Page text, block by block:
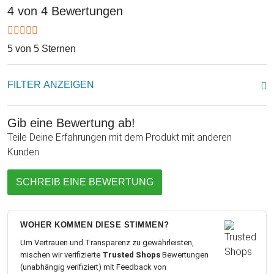
Schwierigkeitsgrad! Verschenke das Milch Puzzle als kleines
Nebengeschenk zu Weihnachten, zum Geburtstag oder
verschenke es als Mitbringsel, wenn Du etwa zu einer Party
eingeladen wurdest.
4 von 4 Bewertungen
5 von 5 Sternen
FILTER ANZEIGEN
Gib eine Bewertung ab!
Teile Deine Erfahrungen mit dem Produkt mit anderen
Kunden.
SCHREIB EINE BEWERTUNG
WOHER KOMMEN DIESE STIMMEN?
Um Vertrauen und Transparenz zu gewährleisten,
mischen wir verifizierte Trusted Shops Bewertungen
(unabhängig verifiziert) mit Feedback von